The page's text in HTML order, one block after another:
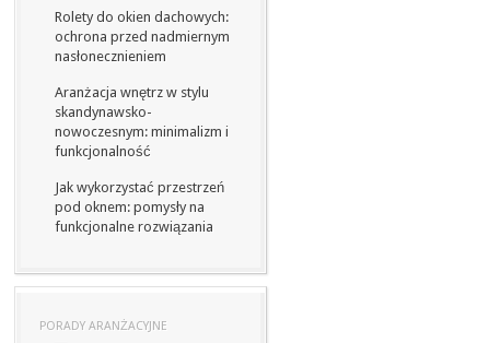
Rolety do okien dachowych:
ochrona przed nadmiernym
nasłonecznieniem
Aranżacja wnętrz w stylu
skandynawsko-
nowoczesnym: minimalizm i
funkcjonalność
Jak wykorzystać przestrzeń
pod oknem: pomysły na
funkcjonalne rozwiązania
PORADY ARANŻACYJNE